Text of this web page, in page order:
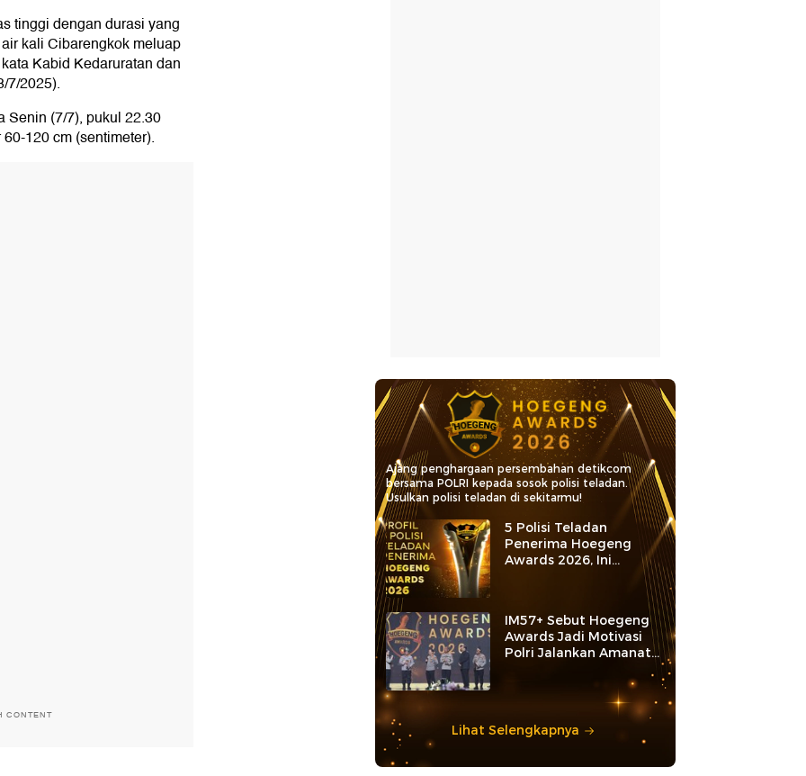
tinggi dengan durasi yang
kali Cibarengkok meluap
Kabid Kedaruratan dan
7/2025).
Senin (7/7), pukul 22.30
120 cm (sentimeter).
CONTENT
Ajang penghargaan persembahan detikcom
bersama POLRI kepada sosok polisi teladan.
Usulkan polisi teladan di sekitarmu!
5 Polisi Teladan
Penerima Hoegeng
Awards 2026, Ini
Kategori dan Kiprahnya
IM57+ Sebut Hoegeng
Awards Jadi Motivasi
Polri Jalankan Amanat
Lihat Selengkapnya